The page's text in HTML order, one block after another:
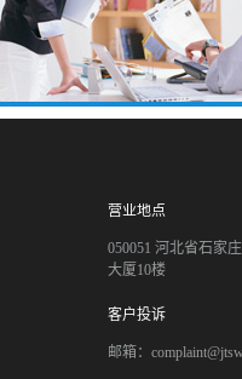
营业地点
050051 河北省石家
大厦10楼
客户投诉
邮箱：